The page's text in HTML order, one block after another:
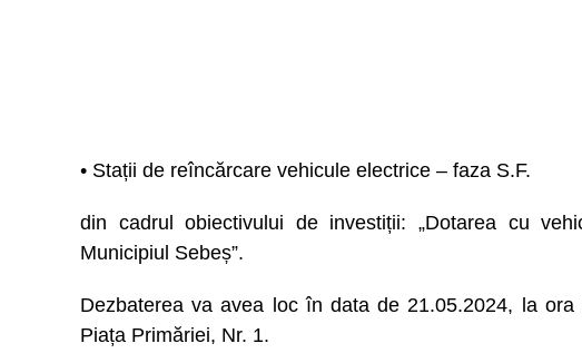
• Stații de reîncărcare vehicule electrice – faza S.F.
din cadrul obiectivului de investiții: „Dotarea cu
Municipiul Sebeș”.
Dezbaterea va avea loc în data de 21.05.2024, la ora
Piața Primăriei, Nr. 1.